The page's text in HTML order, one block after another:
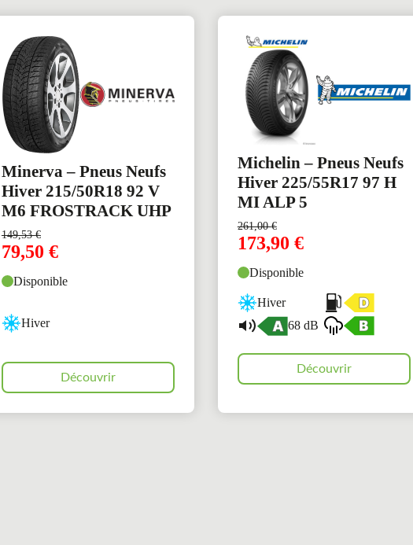
Minerva – Pneus Neufs
Hiver 215/50R18 92 V
M6 FROSTRACK UHP
149,53€
79,50 €
Disponible
Hiver
Découvrir
Michelin – Pneus Neufs
Hiver 225/55R17 97 H
MI ALP 5
261,00€
173,90 €
Disponible
Hiver
68 dB
Découvrir